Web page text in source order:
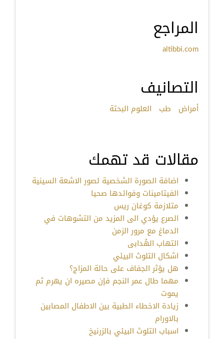
المراجع
altibbi.com
التصانيف
أمراض طب العلوم البحتة
مقالات قد تهمك
اضافة الصورة الشخصية لصور الاشعة السينية
الفيتامينات وفوائدها صحيا
متلازمة كوغان ريس
الصرع يؤدي الى المزيد من التشوهات في
الدماغ مع مرور الزمن
التهاب الهُدابى
اشكال التلوث البيئي
هل يؤثر الجفاف على حالة المزاج؟
مهما طال عمر النجم فإن مصيره ان يهرم ثم
يموت
زيادة الاخطاء الطبية بين الاطفال المصابين
بالاورام
اسباب التلوث البيئي بالزرنيخ